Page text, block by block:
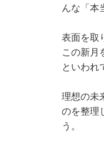
んな「本
表面を取
この新月
といわれ
理想の未
のを整理
う。